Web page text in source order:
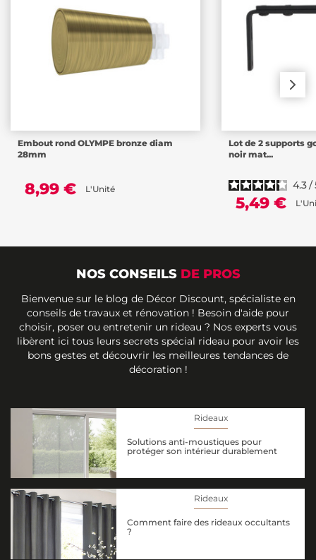
Embout rond OLYMPE bronze diam
28mm
8,99 € L'Unité
Lot de 2 supports
noir mat...
4.3/
5,49 €
NOS CONSEILS DE PROS
Bienvenue sur le blog de Décor Discount, spécialiste en
conseils de travaux et rénovation ! Besoin d'aide pour
choisir, poser ou entretenir un rideau ? Nos experts vous
libèrent ici tous leurs secrets spécial rideau pour avoir les
bons gestes et découvrir les meilleures tendances de
décoration !
Rideaux
Solutions anti-moustiques pour
protéger son intérieur durablement
Rideaux
Comment faire des rideaux occultants
?